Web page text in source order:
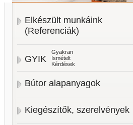
Elkészült munkáink
(Referenciák)
GYIK
Gyakran
Ismételt
Kérdések
Bútor alapanyagok
Kiegészítők, szerelvények